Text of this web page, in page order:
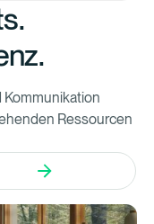
Kommunikation
Ressourcen